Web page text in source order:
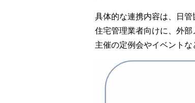
具体的な連携内容は、日
住宅管理業者向けに、外
主催の定例会やイベントな